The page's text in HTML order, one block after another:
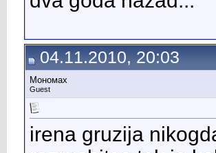
04.11.2010, 20:03
Мономах
Guest
irena gruzija